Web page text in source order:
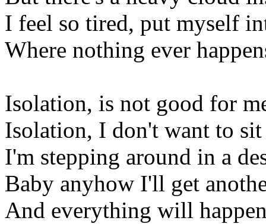
I feel so tired, put myself
Where nothing ever
Isolation, is not good for
Isolation, I don't want to sit
I'm stepping around in a
Baby anyhow I'll get
And everything will